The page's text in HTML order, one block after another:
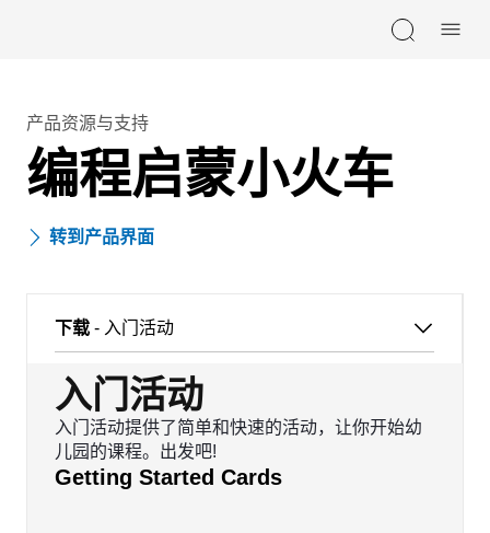
产品资源与支持
编程启蒙小火车
转到产品界面
下载 - 入门活动
入门活动
入门活动提供了简单和快速的活动，让你开始幼
儿园的课程。出发吧!
Getting Started Cards